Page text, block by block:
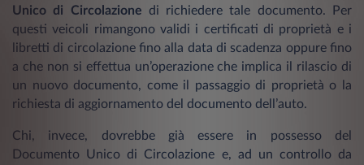
Unico di Circolazione di richiedere tale documento. Per
questi veicoli rimangono validi i certificati di proprietà e i
libretti di circolazione fino alla data di scadenza oppure fino
a che non si effettua un’operazione che implica il rilascio di
un nuovo documento, come il passaggio di proprietà o la
richiesta di aggiornamento del documento dell’auto.
Chi, invece, dovrebbe già essere in possesso del
Documento Unico di Circolazione e, ad un controllo da